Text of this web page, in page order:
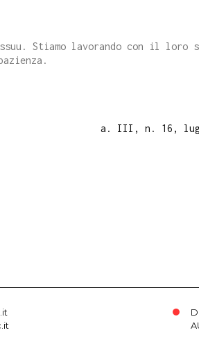
Stiamo lavorando con il loro
a. III, n. 16,